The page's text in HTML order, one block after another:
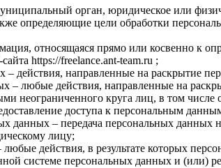
орган, юридическое или
определяющие цели обработки
относящаяся прямо или косвенно к
https://freelance.ant-team.ru ;
– действия, направленные на раскрытие
– любые действия, направленные на
неограниченного круга лиц, в том
доступа к персональным
данных – передача персональных данных
лицу;
действия, в результате которых
системе персональных данных и (или)